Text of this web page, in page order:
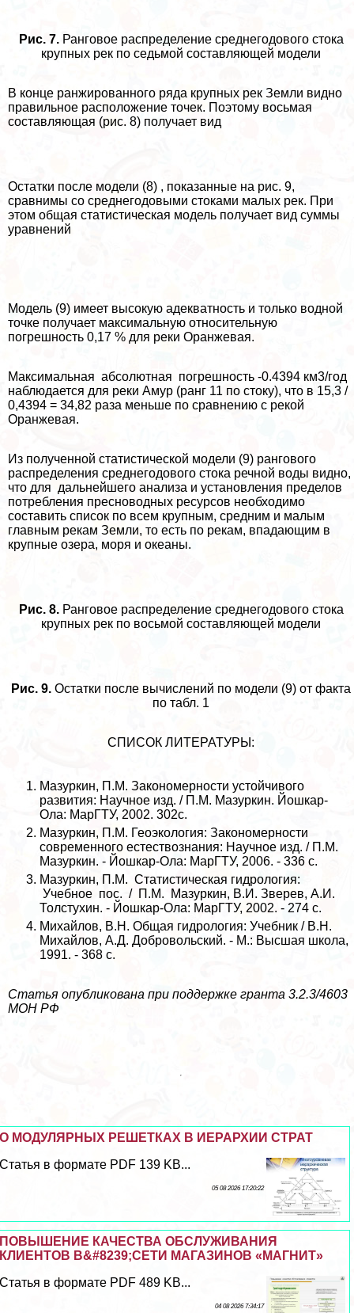
Рис. 7. Ранговое распределение среднегодового стока
крупных рек по седьмой составляющей модели
В конце ранжированного ряда крупных рек Земли видно
правильное расположение точек. Поэтому восьмая
составляющая (рис. 8) получает вид
Остатки после модели (8) , показанные на рис. 9,
сравнимы со среднегодовыми стоками малых рек. При
этом общая статистическая модель получает вид суммы
уравнений
Модель (9) имеет высокую адекватность и только водной
точке получает максимальную относительную
погрешность 0,17 % для реки Оранжевая.
Максимальная абсолютная погрешность -0.4394 км3/год
наблюдается для реки Амур (ранг 11 по стоку), что в 15,3 /
0,4394 = 34,82 раза меньше по сравнению с рекой
Оранжевая.
Из полученной статистической модели (9) рангового
распределения среднегодового стока речной воды видно,
что для дальнейшего анализа и установления пределов
потрeбления пресноводных ресурсов необходимо
составить список по всем крупным, средним и малым
главным рекам Земли, то есть по рекам, впадающим в
крупные озера, моря и океаны.
Рис. 8. Ранговое распределение среднегодового стока
крупных рек по восьмой составляющей модели
Рис. 9. Остатки после вычислений по модели (9) от факта
по табл. 1
СПИСОК ЛИТЕРАТУРЫ:
Мазуркин, П.М. Закономерности устойчивого
развития: Научное изд. / П.М. Мазуркин. Йошкар-
Ола: МарГТУ, 2002. 302с.
Мазуркин, П.М. Геоэкология: Закономерности
современного естествознания: Научное изд. / П.М.
Мазуркин. - Йошкар-Ола: МарГТУ, 2006. - 336 с.
Мазуркин, П.М. Статистическая гидрология:
Учебное пос. / П.М. Мазуркин, В.И. Зверев, А.И.
Толстухин. - Йошкар-Ола: МарГТУ, 2002. - 274 с.
Михайлов, В.Н. Общая гидрология: Учебник / В.Н.
Михайлов, А.Д. Добровольский. - М.: Высшая школа,
1991. - 368 с.
Статья опубликована при поддержке гранта 3.2.3/4603
МОН РФ
О МОДУЛЯРНЫХ РЕШЕТКАХ В ИЕРАРХИИ СТРАТ
Статья в формате PDF 139 KB...
05 08 2026 17:20:22
ПОВЫШЕНИЕ КАЧЕСТВА ОБСЛУЖИВАНИЯ
КЛИЕНТОВ В&#8239;СЕТИ МАГАЗИНОВ «МАГНИТ»
Статья в формате PDF 489 KB...
04 08 2026 7:34:17